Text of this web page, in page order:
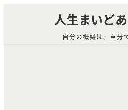
人生まいど
自分の機嫌は、自分